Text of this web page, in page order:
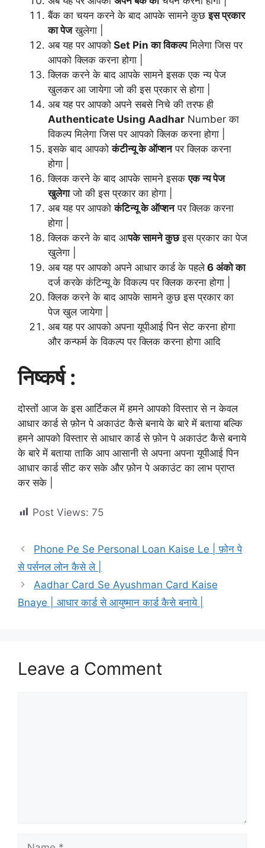
बैंक का चयन करने के बाद आपके सामने कुछइस प्रकार
का पेजखुलेगा |
अब यह पर आपको Set Pin का विकल्पमिलेगा जिस पर
आपको क्लिक करना होगा |
क्लिक करने के बाद आपके सामने इसक एक न्य पेज
खुलकर आ जायेगा जो की इस प्रकार से होगा |
अब यह पर आपको अपने सबसे निचे की तरफ ही
Authenticate Using Aadhar Number का
विकल्प मिलेगा जिस पर आपको क्लिक करना होगा |
इसके बाद आपकोकंटीन्यू के ऑप्शनपर क्लिक करना
होगा |
क्लिक करने के बाद आपके सामने इसकएक न्य पेज
खुलेगाजो की इस प्रकार का होगा |
अब यह पर आपकोकंटिन्यू के ऑप्शनपर क्लिक करना
होगा |
क्लिक करने के बाद आपके सामने कुछइस प्रकार का पेज
खुलेगा |
अब यह पर आपको अपने आधार कार्ड के पहले6 अंको का
दर्ज करके कंटिन्यू के विकल्प पर क्लिक करना होगा |
क्लिक करने के बाद आपके सामने कुछ इस प्रकार का
पेज खुल जायेगा |
अब यह पर आपको अपना यूपीआई पिन सेट करना होगा
और कन्फर्म के विकल्प पर क्लिक करना होगा आदि
निष्कर्ष :
दोस्तों आज के इस आर्टिकल में हमने आपको विस्तार से न केवल
आधार कार्ड से फ़ोन पे अकाउंट कैसे बनाये के बारे में बताया बल्कि
हमने आपको विस्तार से आधार कार्ड से फ़ोन पे अकाउंट कैसे बनाये
के बारे में बताया ताकि आप आसानी से अपना अपना यूपीआई पिन
आधार कार्ड सीट कर सके और फ़ोन पे अकाउंट का लाभ प्राप्त
कर सके |
Post Views: 75
Phone Pe Se Personal Loan Kaise Le | फ़ोन पे
से पर्सनल लोन कैसे ले |
Aadhar Card Se Ayushman Card Kaise
Bnaye | आधार कार्ड से आयुष्मान कार्ड कैसे बनाये |
Leave a Comment
Name